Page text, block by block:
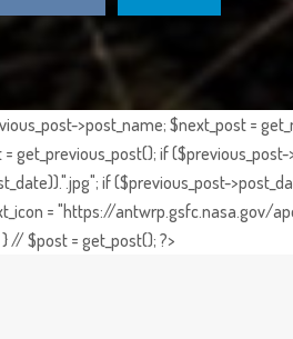
>post_name; $next_post =
if ($previous_post-
if ($previous_post-
= "https://
// $post = get_post(); ?>